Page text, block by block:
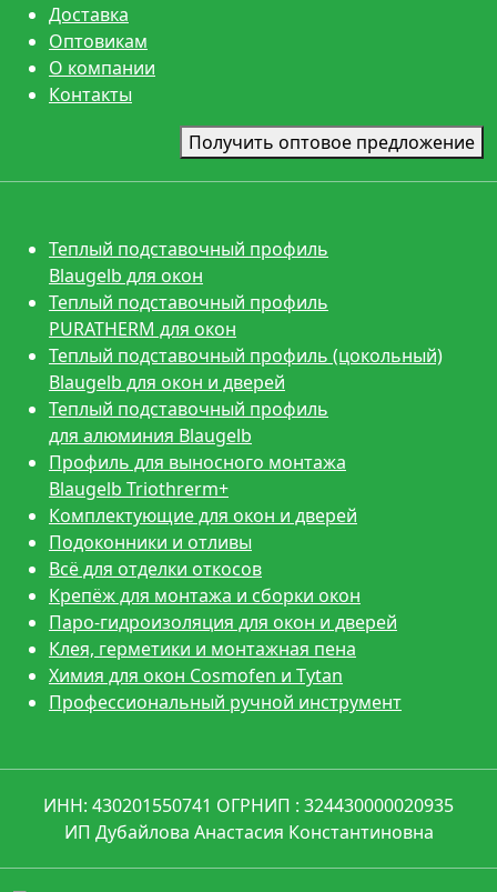
Доставка
Оптовикам
О компании
Контакты
Получить оптовое предложение
Теплый подставочный профиль
Blaugelb для окон
Теплый подставочный профиль
PURATHERM для окон
Теплый подставочный профиль (цокольный)
Blaugelb для окон и дверей
Теплый подставочный профиль
для алюминия Blaugelb
Профиль для выносного монтажа
Blaugelb Triothrerm+
Комплектующие для окон и дверей
Подоконники и отливы
Всё для отделки откосов
Крепёж для монтажа и сборки окон
Паро-гидроизоляция для окон и дверей
Клея, герметики и монтажная пена
Химия для окон Cosmofen и Tytan
Профессиональный ручной инструмент
ИНН: 430201550741 ОГРНИП : 324430000020935
ИП Дубайлова Анастасия Константиновна